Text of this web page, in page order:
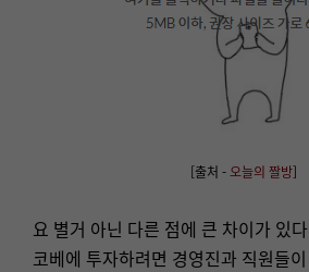
[출처 -오늘의 짤방]
요 별거 아닌 다른 점에 큰 차이가 있
코베에 투자하려면 경영진과 직원들